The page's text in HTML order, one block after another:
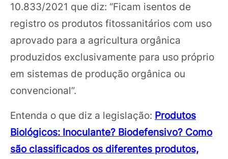
10.833/2021 que diz: “Ficam isentos de
registro os produtos fitossanitários com uso
aprovado para a agricultura orgânica
produzidos exclusivamente para uso próprio
em sistemas de produção orgânica ou
convencional”.
Entenda o que diz a legislação: Produtos
Biológicos: Inoculante? Biodefensivo? Como
são classificados os diferentes produtos,